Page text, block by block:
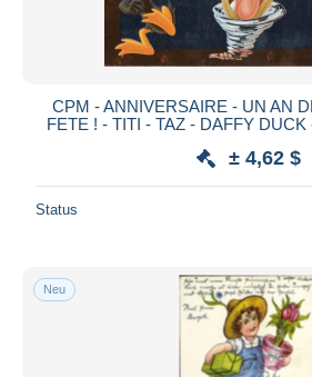
CPM - ANNIVERSAIRE - UN AN
FETE ! - TITI - TAZ - DAFFY
± 4,62 $
Status
Neu